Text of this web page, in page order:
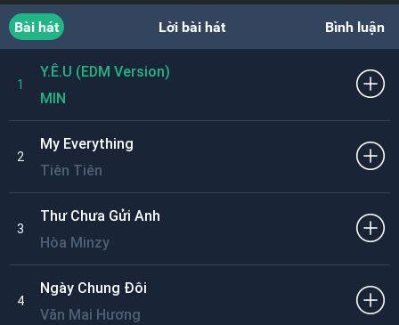
Bài hát Lời bài hát Bình luận
1
Y.Ê.U (EDM Version)
MIN
2
My Everything
Tiên Tiên
3
Thư Chưa Gửi Anh
Hòa Minzy
4
Ngày Chung Đôi
Văn Mai Hương